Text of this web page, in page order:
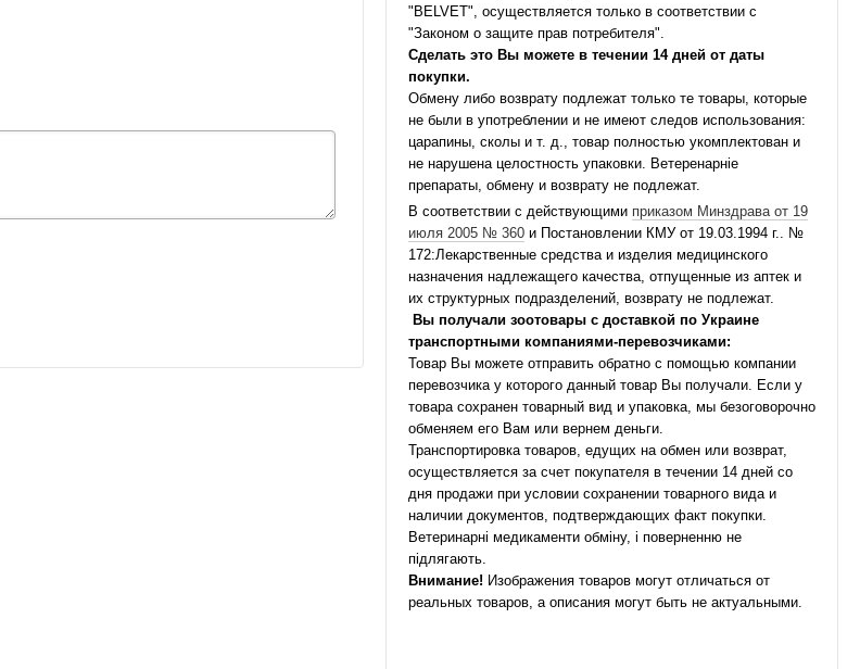
"BELVET", осуществляется только в соответствии с
"Законом о защите прав потребителя".
Сделать это Вы можете в течении 14 дней от даты
покупки.
Обмену либо возврату подлежат только те товары, которые
не были в употреблении и не имеют следов использования:
царапины, сколы и т. д., товар полностью укомплектован и
не нарушена целостность упаковки. Ветеренарніе
препараты, обмену и возврату не подлежат.
В соответствии с действующими приказом Минздрава от 19
июля 2005 № 360и Постановлении КМУ от 19.03.1994 г.. №
172:Лекарственные средства и изделия медицинского
назначения надлежащего качества, отпущенные из аптек и
их структурных подразделений, возврату не подлежат.
Вы получали зоотовары с доставкой по Украине
транспортными компаниями-перевозчиками:
Товар Вы можете отправить обратно с помощью компании
перевозчика у которого данный товар Вы получали. Если у
товара сохранен товарный вид и упаковка, мы безоговорочно
обменяем его Вам или вернем деньги.
Транспортировка товаров, едущих на обмен или возврат,
осуществляется за счет покупателя в течении 14 дней со
дня продажи при условии сохранении товарного вида и
наличии документов, подтверждающих факт покупки.
Ветеринарні медикаменти обміну, і поверненню не
підлягають.
Внимание! Изображения товаров могут отличаться от
реальных товаров, а описания могут быть не актуальными.